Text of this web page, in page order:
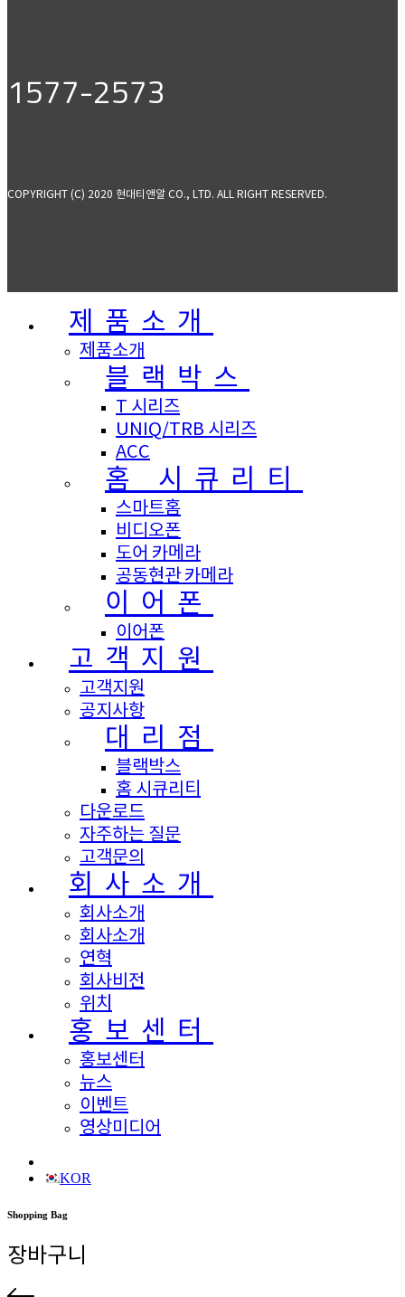
1577-2573
COPYRIGHT (C) 2020 현대티앤알 CO., LTD. ALL RIGHT RESERVED.
제품소개
제품소개
블랙박스
T 시리즈
UNIQ/TRB 시리즈
ACC
홈 시큐리티
스마트홈
비디오폰
도어 카메라
공동현관 카메라
이어폰
이어폰
고객지원
고객지원
공지사항
대리점
블랙박스
홈 시큐리티
다운로드
자주하는 질문
고객문의
회사소개
회사소개
회사소개
연혁
회사비전
위치
홍보센터
홍보센터
뉴스
이벤트
영상미디어
KOR
Shopping Bag
장바구니